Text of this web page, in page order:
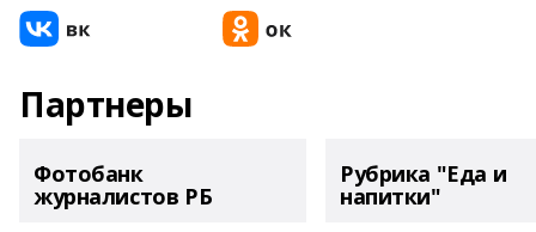
Партнеры
Фотобанк
журналистов РБ
Рубрика "Еда и
напитки"